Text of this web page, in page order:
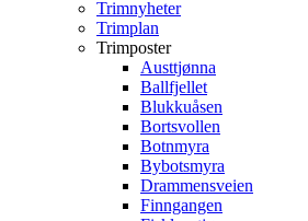
Trimnyheter
Trimplan
Trimposter
Austtjønna
Ballfjellet
Blukkuåsen
Bortsvollen
Botnmyra
Bybotsmyra
Drammensveien
Finngangen